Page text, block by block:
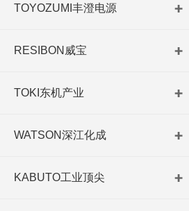
TOYOZUMI丰澄电源
RESIBON威宝
TOKI东机产业
WATSON深江化成
KABUTO工业顶尖